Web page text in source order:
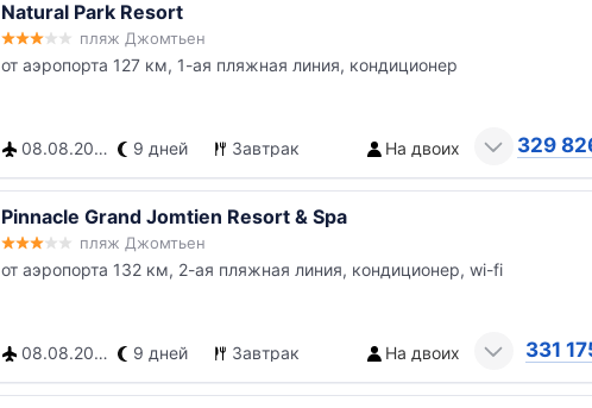
Natural Park Resort
пляж Джомтьен
от аэропорта 127 км, 1-ая пляжная линия, кондиционер
08.08.2026 9 дней Завтрак На двоих 329
Pinnacle Grand Jomtien Resort & Spa
пляж Джомтьен
от аэропорта 132 км, 2-ая пляжная линия, кондиционер, wi-fi
08.08.2026 9 дней Завтрак На двоих 331